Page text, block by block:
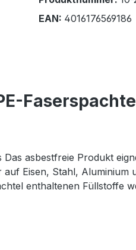
EAN: 4016176569186
asbestfreie Produkt
Eisen, Stahl, Aluminium
enthaltenen Füllstoffe